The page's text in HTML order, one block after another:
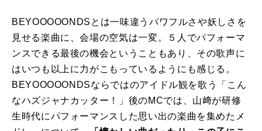
BEYOOOOONDSとは一味違うパワフルさや妖しさを
見せる楽曲に、会場の空気は一変。５人でパフォーマ
ンスできる最後の機会ということもあり、その歌声に
はいつも以上に力がこもっているようにも感じる。
BEYOOOOONDSならではのアイドル観を歌う「こん
なハズジャナカッター！」後のMCでは、山﨑が研修
生時代にパフォーマンスした思い出の楽曲を集めたメ